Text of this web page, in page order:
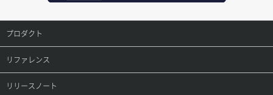
プロダクト
プロダクトトップ
ConoHa VPS(Ver.3.0)
リファレンス
リファレンストップ
リリースノート